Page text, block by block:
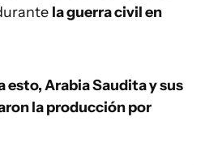
la guerra civil en
esto, Arabia Saudita y sus
la producción por